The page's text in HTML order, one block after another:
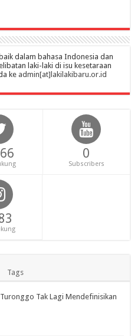
dalam bahasa Indonesia dan
laki-laki di isu kesetaraan
ke admin[at]lakilakibaru.or.id
0
Subscribers
Tags
Tak Lagi Mendefinisikan